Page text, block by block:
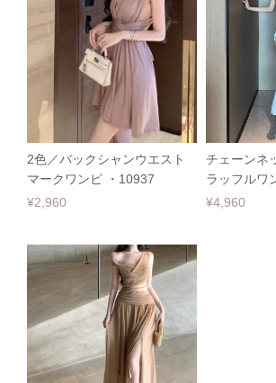
2色／バックシャンウエスト
マークワンピ ・10937
¥2,960
チェーンネ
ラッフルワ
¥4,960